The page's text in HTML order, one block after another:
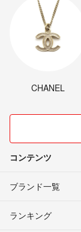
CHANEL
コンテンツ
ブランド一覧
ランキング